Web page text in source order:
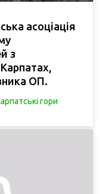
асоціація
з
ОП.
гори